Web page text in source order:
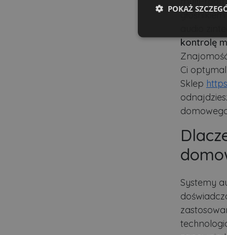
kontrolę
Ci
Sklep
Systemy
POKAŻ
Niezbędne
Niezbędne pliki cookie
zarządzanie kontem.
Nazwa
CookieScriptConsent